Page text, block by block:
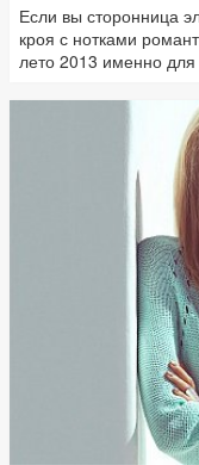
Если вы сторонница
кроя с нотками
лето 2013 именно для